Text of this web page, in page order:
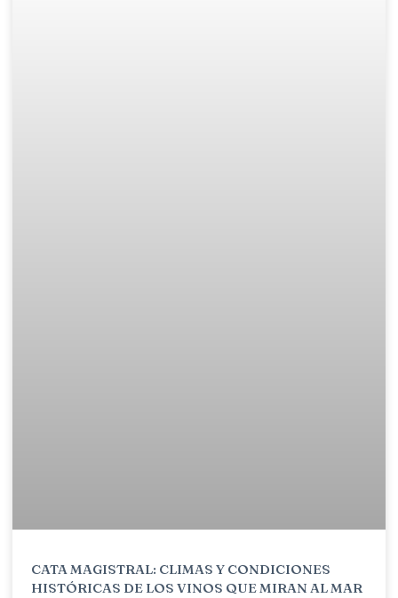
CATA MAGISTRAL: CLIMAS Y CONDICIONES
HISTÓRICAS DE LOS VINOS QUE MIRAN AL MAR